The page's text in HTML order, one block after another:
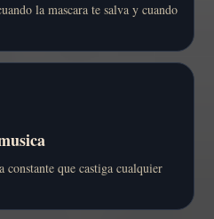
la mascara te salva y cuando
constante que castiga cualquier